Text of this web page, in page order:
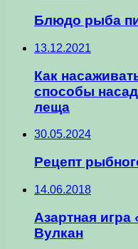
Блюдо рыба
13.12.2021
Как
способы
леща
30.05.2024
Рецепт
14.06.2018
Азартная
Вулкан